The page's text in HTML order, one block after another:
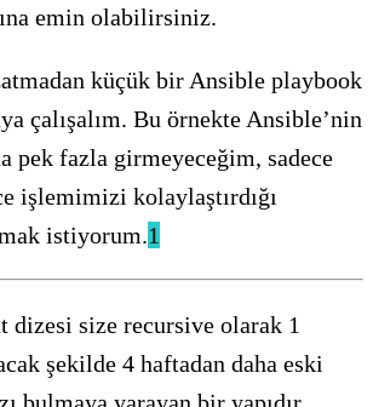
emin olabilirsiniz.
küçük bir Ansible playbook
çalışalım. Bu örnekte Ansible’nin
pek fazla girmeyeceğim, sadece
işlemimizi kolaylaştırdığı
istiyorum.1
dizesi size recursive olarak 1
şekilde 4 haftadan daha eski